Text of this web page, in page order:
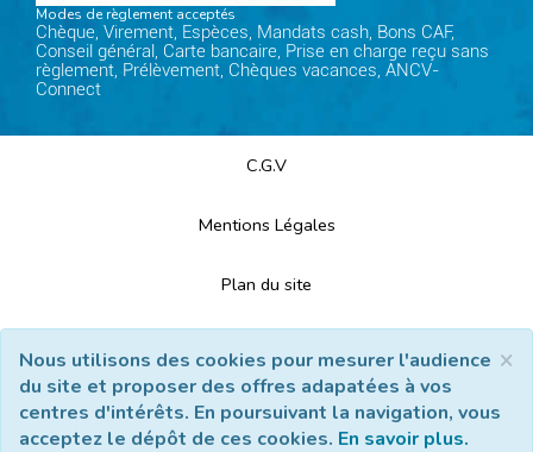
Modes de règlement acceptés
Chèque, Virement, Espèces, Mandats cash, Bons CAF,
Conseil général, Carte bancaire, Prise en charge reçu sans
règlement, Prélèvement, Chèques vacances, ANCV-
Connect
C.G.V
Mentions Légales
Plan du site
Nous contacter
×
Nous utilisons des cookies pour mesurer l'audience
du site et proposer des offres adapatées à vos
centres d'intérêts. En poursuivant la navigation, vous
acceptez le dépôt de ces cookies. En savoir plus.